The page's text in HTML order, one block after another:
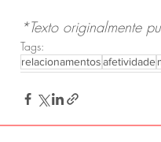
*Texto originalmente
Tags:
relacionamentosafetividade